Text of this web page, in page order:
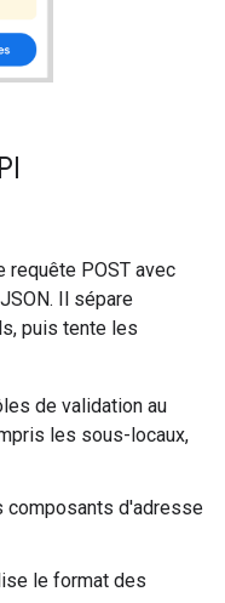
requête POST avec
Il sépare
puis tente les
de validation au
les sous-locaux,
composants d'adresse
le format des